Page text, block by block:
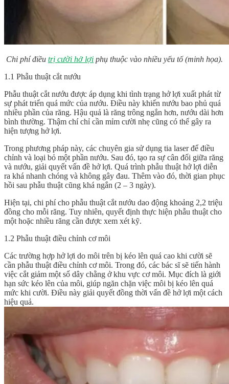
Chi phí điều trị cười hở lợi phụ thuộc vào nhiều yếu tố (minh họa).
1.1 Phẫu thuật cắt nướu
Phẫu thuật cắt nướu được áp dụng khi tình trạng hở lợi xuất phát từ
sự phát triển quá mức của nướu. Điều này khiến nướu bao phủ quá
nhiều phần của răng. Hậu quả là răng trông ngắn hơn, nướu dài hơn
bình thường. Thậm chí chỉ cần mỉm cười nhẹ cũng có thể gây ra
hiện tượng hở lợi.
Trong phương pháp này, các chuyên gia sử dụng tia laser để điều
chỉnh và loại bỏ một phần nướu. Sau đó, tạo ra sự cân đối giữa răng
và nướu, giải quyết vấn đề hở lợi. Quá trình phẫu thuật hở lợi diễn
ra khá nhanh chóng và không gây đau. Thêm vào đó, thời gian phục
hồi sau phẫu thuật cũng khá ngắn (2 – 3 ngày).
Hiện tại, chi phí cho phẫu thuật cắt nướu dao động khoảng 2,2 triệu
đồng cho mỗi răng. Tuy nhiên, quyết định thực hiện phẫu thuật cho
một hoặc nhiều răng cần được xem xét kỹ.
1.2 Phẫu thuật điều chỉnh cơ môi
Các trường hợp hở lợi do môi trên bị kéo lên quá cao khi cười sẽ
cần phẫu thuật điều chỉnh cơ môi. Trong đó, các bác sĩ sẽ tiến hành
việc cắt giảm một số dây chằng ở khu vực cơ môi. Mục đích là giới
hạn sức kéo lên của môi, giúp ngăn chặn việc môi bị kéo lên quá
mức khi cười. Điều này giải quyết đồng thời vấn đề hở lợi một cách
hiệu quả.